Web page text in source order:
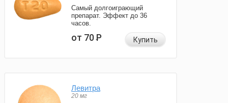
Самый долгоиграющий
препарат. Эффект до 36
часов.
от 70Р Купить
Левитра
20 мг